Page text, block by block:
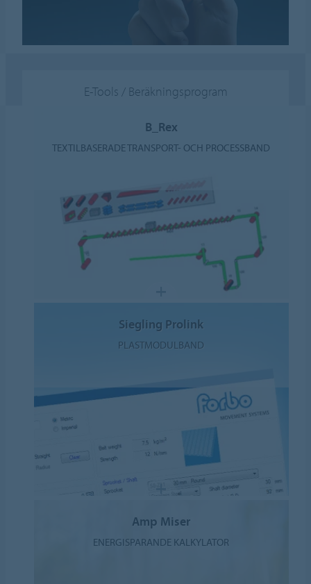
E-Tools / Beräkningsprogram
B_Rex
TEXTILBASERADE TRANSPORT- OCH PROCESSBAND
Siegling Prolink
PLASTMODULBAND
Amp Miser
ENERGISPARANDE KALKYLATOR